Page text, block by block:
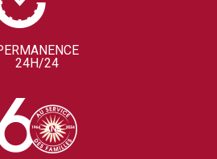
24H/24